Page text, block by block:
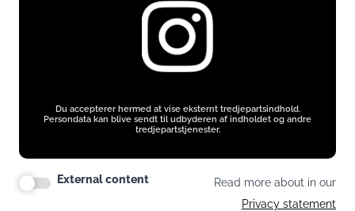
Du accepterer hermed at vise eksternt tredjepartsindhold.
Persondata kan blive sendt til udbyderen af indholdet og andre
tredjepartstjenester.
External content
Read more about in our
Privacy statement